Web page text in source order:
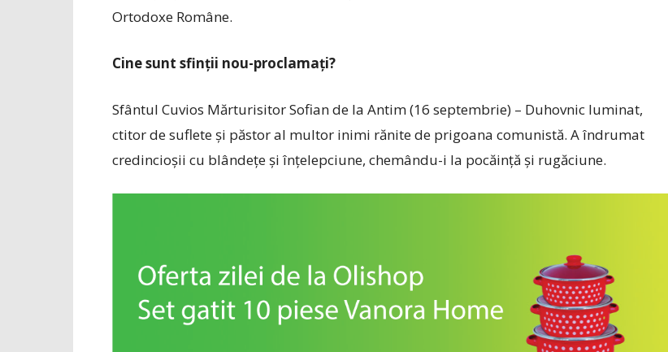
Ortodoxe Române.
Cine sunt sfinții nou-proclamați?
Sfântul Cuvios Măr­tu­risitor Sofian de la Antim (16 septembrie) – Duhovnic luminat,
ctitor de suflete și păstor al multor inimi rănite de prigoana comunistă. A îndrumat
credincioșii cu blândețe și înțelepciune, chemându-i la pocăință și rugăciune.